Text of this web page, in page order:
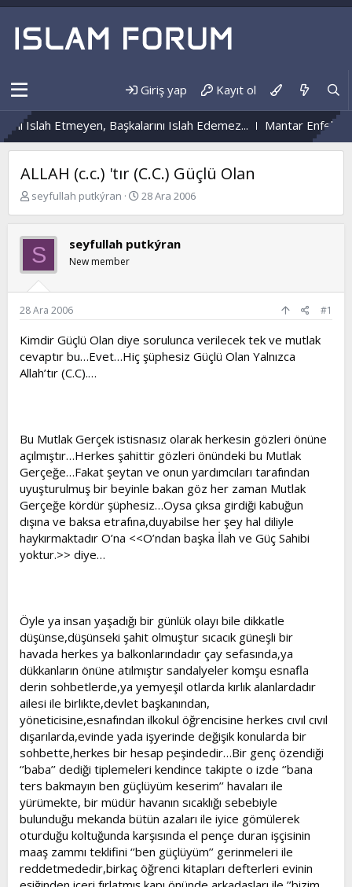
Giriş yap Kayıt ol
Islah Etmeyen, Başkalarını Islah Edemez... Mantar
ALLAH (c.c.) 'tır (C.C.) Güçlü Olan
K
b
u
y
u
b
a
l
t
a
seyfullah putkýran
B
l
a
ı
a
28 Ara 2006
S seyfullah putkýran
New member
28 Ara 2006 #1
Kimdir Güçlü Olan diye sorulunca verilecek tek ve mutlak
cevaptır bu…Evet…Hiç şüphesiz Güçlü Olan Yalnızca
Allah’tır (C.C).…
Bu Mutlak Gerçek istisnasız olarak herkesin gözleri önüne
açılmıştır…Herkes şahittir gözleri önündeki bu Mutlak
Gerçeğe…Fakat şeytan ve onun yardımcıları tarafından
uyuşturulmuş bir beyinle bakan göz her zaman Mutlak
Gerçeğe kördür şüphesiz…Oysa çıksa girdiği kabuğun
dışına ve baksa etrafına,duyabilse her şey hal diliyle
haykırmaktadır O’na <<O’ndan başka İlah ve Güç Sahibi
yoktur.>> diye…
Öyle ya insan yaşadığı bir günlük olayı bile dikkatle
düşünse,düşünseki şahit olmuştur sıcacık güneşli bir
havada herkes ya balkonlarındadır çay sefasında,ya
dükkanların önüne atılmıştır sandalyeler komşu esnafla
derin sohbetlerde,ya yemyeşil otlarda kırlık alanlardadır
ailesi ile birlikte,devlet başkanından,
yöneticisine,esnafından ilkokul öğrencisine herkes cıvıl cıvıl
dışarılarda,evinde yada işyerinde değişik konularda bir
sohbette,herkes bir hesap peşindedir…Bir genç özendiği
‘’baba’’ dediği tiplemeleri kendince takipte o izde ‘’bana
ters bakmayın ben güçlüyüm keserim’’ havaları ile
yürümekte, bir müdür havanın sıcaklığı sebebiyle
bulunduğu mekanda bütün azaları ile iyice gömülerek
oturduğu koltuğunda karşısında el pençe duran işçisinin
maaş zammı teklifini ‘’ben güçlüyüm’’ gerinmeleri ile
reddetmededir,birkaç öğrenci kitapları defterleri evinin